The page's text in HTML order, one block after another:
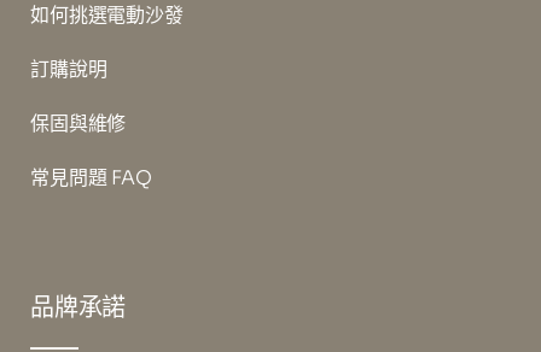
如何挑選電動沙發
訂購說明
保固與維修
常見問題 FAQ
品牌承諾